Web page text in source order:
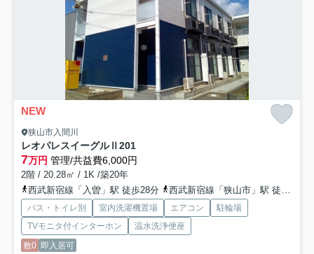
NEW
狭山市入間川
レオパレスイーグルⅡ 201
7万円 管理/共益費6,000円
2階 / 20.28㎡ / 1K /築20年
西武新宿線「入曽」駅 徒歩28分
西武新宿線「狭山市」駅 徒歩31分
バス・トイレ別 室内洗濯機置場 エアコン
駐輪場
TVモニタ付インターホン
温水洗浄便座
敷0 即入居可